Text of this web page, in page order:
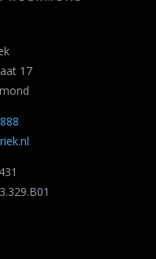
17